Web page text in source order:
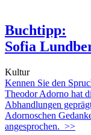
Buchtipp:
Sofia
Kultur
Kennen Sie den
Theodor Adorno hat
Abhandlungen
Adornoschen
angesprochen. >>